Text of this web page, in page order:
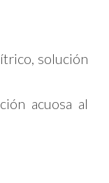
solución
acuosa al